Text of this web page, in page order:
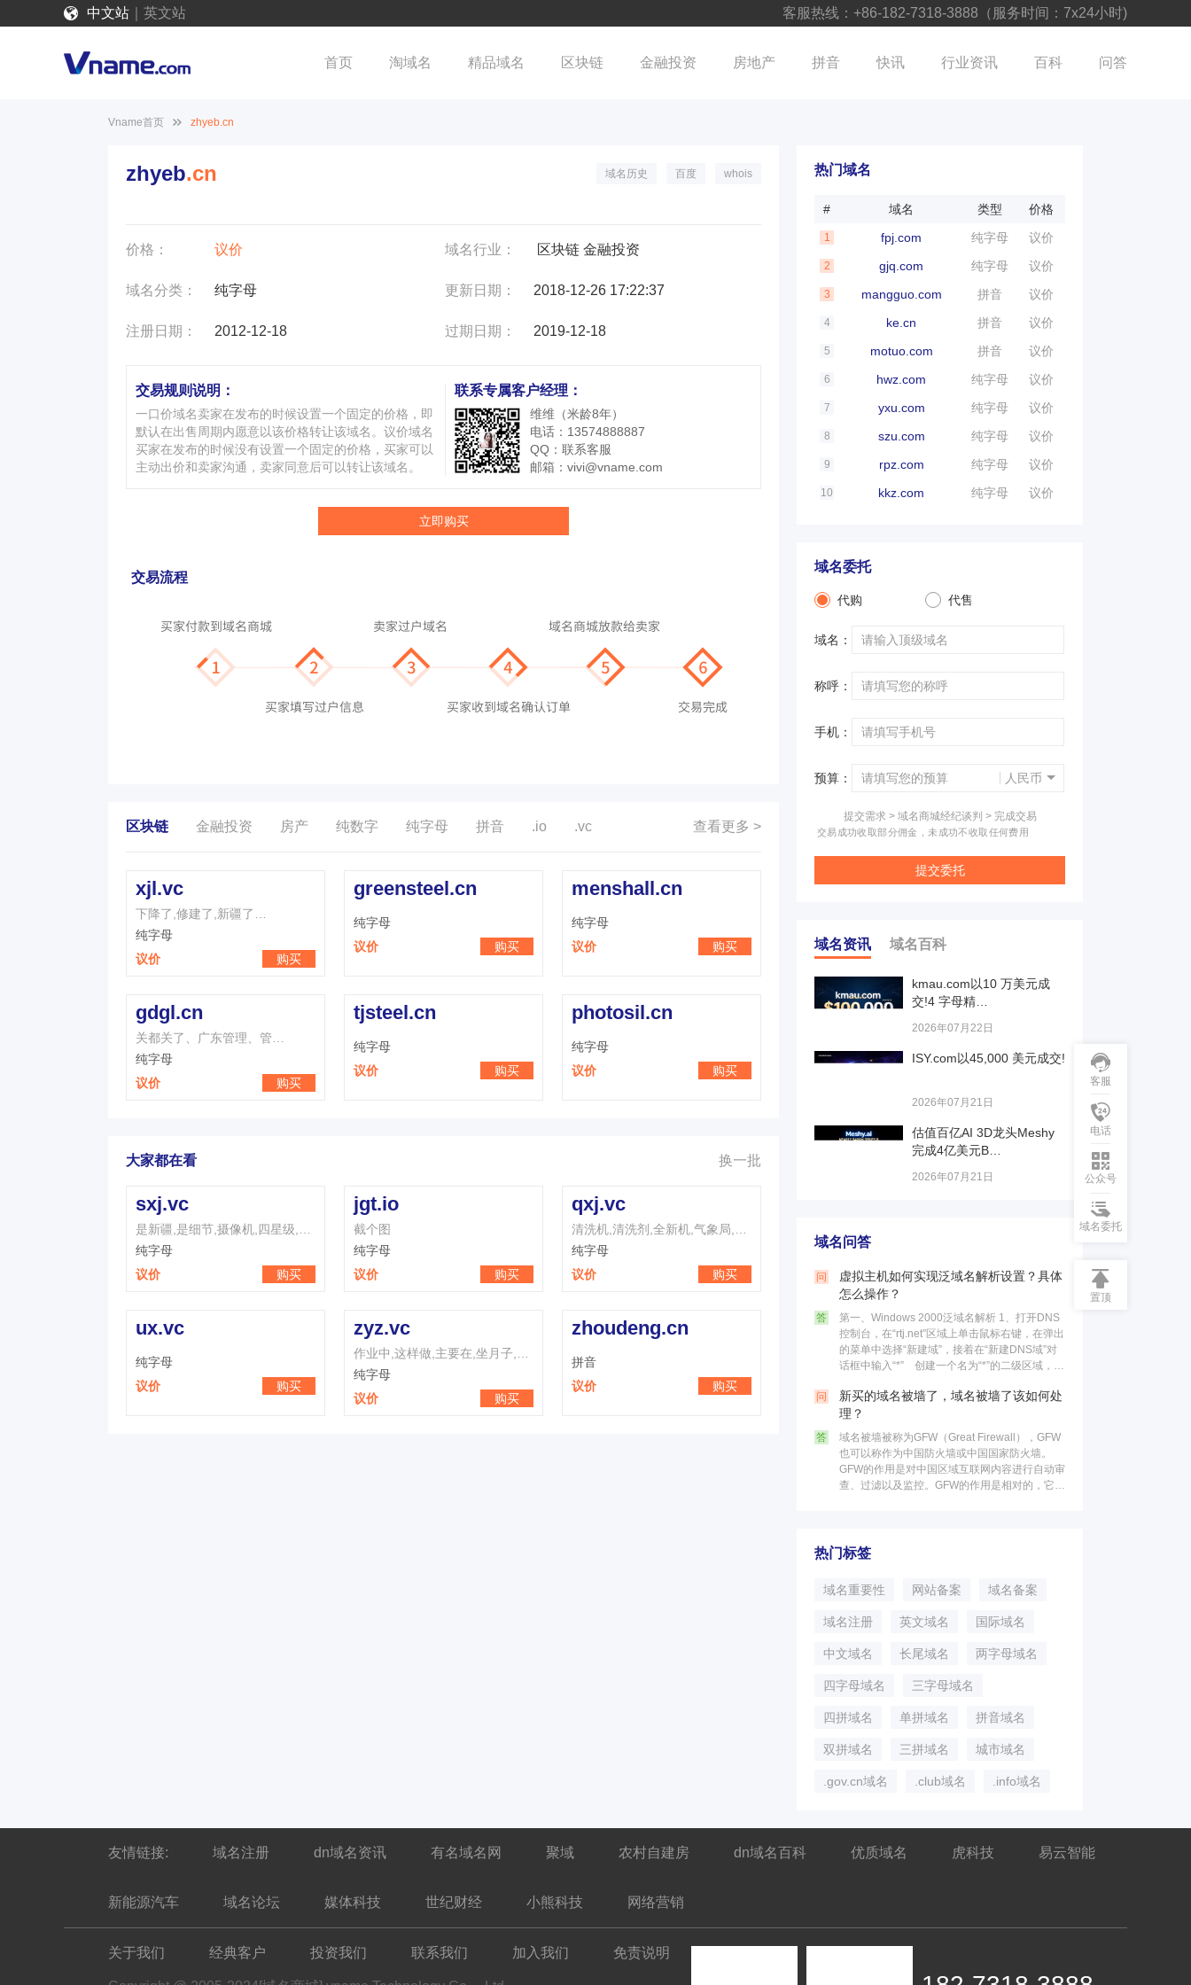
中文站 英文站 客服热线：+86-182-7318-3888（服务时间：7x24小时)
首页 淘域名 精品域名 区块链 金融投资 房地产 拼音 快讯 行业资讯 百科 问答
Vname首页 zhyeb.cn
zhyeb.cn 域名历史 百度 whois
价格： 议价 域名行业： 区块链 金融投资
域名分类： 纯字母 更新日期： 2018-12-26 17:22:37
注册日期： 2012-12-18 过期日期： 2019-12-18
交易规则说明：
一口价域名卖家在发布的时候设置一个固定的价格，即
默认在出售周期内愿意以该价格转让该域名。议价域名
买家在发布的时候没有设置一个固定的价格，买家可以
主动出价和卖家沟通，卖家同意后可以转让该域名。
联系专属客户经理：
维维（米龄8年）
电话：13574888887
QQ： 联系客服
邮箱： vivi@vname.com
立即购买
交易流程
区块链 金融投资 房产 纯数字 纯字母 拼音 .io .vc 查看更多 >
xjl.vc
下降了,修建了,新疆了…
纯字母
议价
购买
greensteel.cn
纯字母
议价
购买
menshall.cn
纯字母
议价
购买
gdgl.cn
关都关了、广东管理、管…
纯字母
议价
购买
tjsteel.cn
纯字母
议价
购买
photosil.cn
纯字母
议价
购买
大家都在看 换一批
sxj.vc
纯字母
议价
购买
jgt.io
截个图
纯字母
议价
购买
qxj.vc
纯字母
议价
购买
ux.vc
纯字母
议价
购买
zyz.vc
纯字母
议价
购买
zhoudeng.cn
拼音
议价
购买
热门域名
# 域名 类型 价格
1 fpj.com 纯字母 议价
2 gjq.com 纯字母 议价
3 mangguo.com 拼音 议价
4 ke.cn 拼音 议价
5 motuo.com 拼音 议价
6 hwz.com 纯字母 议价
7 yxu.com 纯字母 议价
8 szu.com 纯字母 议价
9 rpz.com 纯字母 议价
10 kkz.com 纯字母 议价
域名委托
代购 代售
域名：
称呼：
手机：
预算： 人民币
提交需求 > 域名商城经纪谈判 > 完成交易
交易成功收取部分佣金，未成功不收取任何费用
提交委托
域名资讯 域名百科
kmau.com以10 万美元成
交!4 字母精…
2026年07月22日
ISY.com以45,000 美元成交!
2026年07月21日
估值百亿AI 3D龙头Meshy
完成4亿美元B…
2026年07月21日
域名问答
问
虚拟主机如何实现泛域名解析设置？具体
怎么操作？
答
第一、Windows 2000泛域名解析 1、打开DNS
控制台，在“rtj.net”区域上单击鼠标右键，在弹出
的菜单中选择“新建域”，接着在“新建DNS域”对
话框中输入“*” 创建一个名为“*”的二级区域，最
问
新买的域名被墙了，域名被墙了该如何处
理？
答
域名被墙被称为GFW（Great Firewall），GFW
也可以称作为中国防火墙或中国国家防火墙。
GFW的作用是对中国区域互联网内容进行自动审
查、过滤以及监控。GFW的作用是相对的，它不
热门标签
域名重要性 网站备案 域名备案
域名注册 英文域名 国际域名
中文域名 长尾域名 两字母域名
四字母域名 三字母域名
四拼域名 单拼域名 拼音域名
双拼域名 三拼域名 城市域名
.gov.cn域名 .club域名 .info域名
客服
电话
公众号
域名委托
置顶
友情链接: 域名注册 dn域名资讯 有名域名网 聚域 农村自建房 dn域名百科 优质域名 虎科技 易云智能
新能源汽车 域名论坛 媒体科技 世纪财经 小熊科技 网络营销
关于我们 经典客户 投资我们 联系我们 加入我们 免责说明